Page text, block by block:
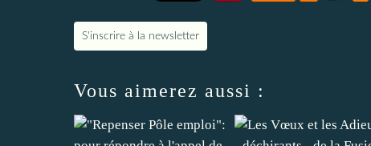
S'inscrire à la newsletter
Vous aimerez aussi :